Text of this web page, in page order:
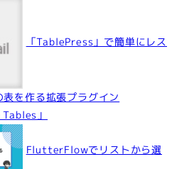
「TablePress」で簡単にレス
を作る拡張プラグイン
」
FlutterFlowでリストから選